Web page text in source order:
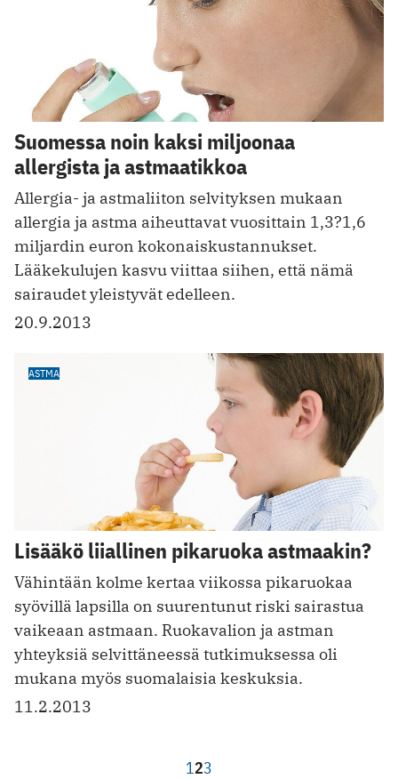
Suomessa noin kaksi miljoonaa
allergista ja astmaatikkoa
Allergia- ja astmaliiton selvityksen mukaan
allergia ja astma aiheuttavat vuosittain 1,3?1,6
miljardin euron kokonaiskustannukset.
Lääkekulujen kasvu viittaa siihen, että nämä
sairaudet yleistyvät edelleen.
20.9.2013
ASTMA
Lisääkö liiallinen pikaruoka astmaakin?
Vähintään kolme kertaa viikossa pikaruokaa
syövillä lapsilla on suurentunut riski sairastua
vaikeaan astmaan. Ruokavalion ja astman
yhteyksiä selvittäneessä tutkimuksessa oli
mukana myös suomalaisia keskuksia.
11.2.2013
123